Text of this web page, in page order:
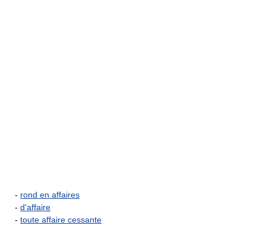
- rond en affaires
- d'affaire
- toute affaire cessante